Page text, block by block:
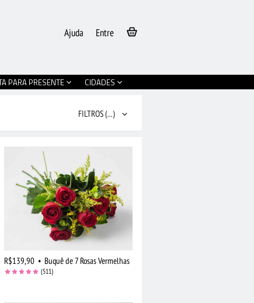
Entre
Ajuda
PARA PRESENTE CIDADES
FILTROS(...)
R$139,90 • Buquê de 7 Rosas Vermelhas
(511)